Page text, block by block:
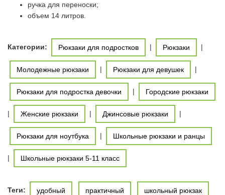
ручка для переноски;
объем 14 литров.
Категории: Рюкзаки для подростков | Рюкзаки |
Молодежные рюкзаки | Рюкзаки для девушек |
Рюкзаки для подростка девочки | Городские рюкзаки
| Женские рюкзаки | Джинсовые рюкзаки |
Рюкзаки для ноутбука | Школьные рюкзаки и ранцы
| Школьные рюкзаки 5-11 класс
Теги: удобный практичный школьный рюкзак